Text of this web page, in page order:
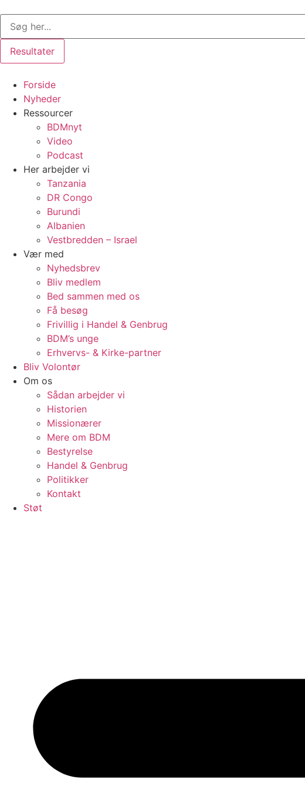
indhold
Search
Resultater
Forside
Nyheder
Ressourcer
BDMnyt
Video
Podcast
Her arbejder vi
Tanzania
DR Congo
Burundi
Albanien
Vestbredden – Israel
Vær med
Nyhedsbrev
Bliv medlem
Bed sammen med os
Få besøg
Frivillig i Handel & Genbrug
BDM’s unge
Erhvervs- & Kirke-partner
Bliv Volontør
Om os
Sådan arbejder vi
Historien
Missionærer
Mere om BDM
Bestyrelse
Handel & Genbrug
Politikker
Kontakt
Støt